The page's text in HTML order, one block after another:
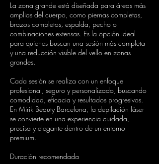
La zona grande está diseñada para áreas más
amplias del cuerpo, como piernas completas,
brazos completos, espalda, pecho o
combinaciones extensas. Es la opción ideal
para quienes buscan una sesión más completa
y una reducción visible del vello en zonas
grandes.
Cada sesión se realiza con un enfoque
profesional, seguro y personalizado, buscando
comodidad, eficacia y resultados progresivos.
En Mirik Beauty Barcelona, la depilación láser
se convierte en una experiencia cuidada,
precisa y elegante dentro de un entorno
premium.
Duración recomendada